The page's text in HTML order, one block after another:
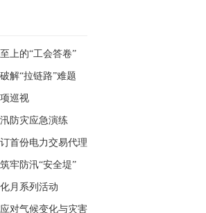
上的“工会答卷”
解“拉链路”难题
巡视
防灾应急演练
首份电力交易代理合同
牢防汛“安全堤”
月系列活动
对气候变化与灾害风险培训圆满举办